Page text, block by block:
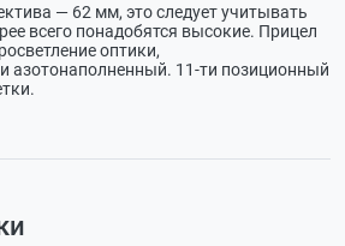
— 62 мм, это следует учитывать
всего понадобятся высокие. Прицел
оптики,
азотонаполненный. 11-ти позиционный